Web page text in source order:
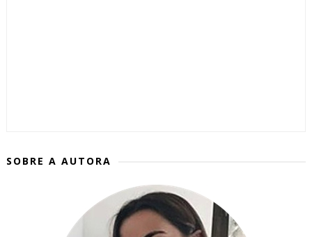
SOBRE A AUTORA